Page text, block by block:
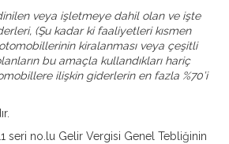
veya işletmeye dahil olan ve işte
(Şu kadar ki faaliyetleri kısmen
kiralanması veya çeşitli
bu amaçla kullandıkları hariç
ilişkin giderlerin en fazla %70’i
seri no.lu Gelir Vergisi Genel Tebliğinin